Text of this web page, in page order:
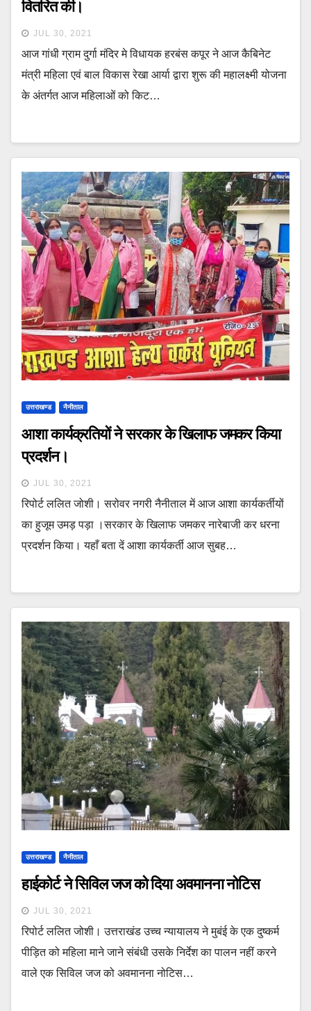
वितरित की।
JUL 30, 2021
आज गांधी ग्राम दुर्गा मंदिर मे विधायक हरबंस कपूर ने आज कैबिनेट
मंत्री महिला एवं बाल विकास रेखा आर्या द्वारा शुरू की महालक्ष्मी योजना
के अंतर्गत आज महिलाओं को किट…
उत्तराखण्ड नैनीताल
आशा कार्यक्रतियों ने सरकार के खिलाफ जमकर किया
प्रदर्शन।
JUL 30, 2021
रिपोर्ट ललित जोशी। सरोवर नगरी नैनीताल में आज आशा कार्यकर्तीयों
का हुजूम उमड़ पड़ा ।सरकार के खिलाफ जमकर नारेबाजी कर धरना
प्रदर्शन किया। यहाँ बता दें आशा कार्यकर्ती आज सुबह…
उत्तराखण्ड नैनीताल
हाईकोर्ट ने सिविल जज को दिया अवमानना नोटिस
JUL 30, 2021
रिपोर्ट ललित जोशी। उत्तराखंड उच्च न्यायालय ने मुबंई के एक दुष्कर्म
पीड़ित को महिला माने जाने संबंधी उसके निर्देश का पालन नहीं करने
वाले एक सिविल जज को अवमानना नोटिस…